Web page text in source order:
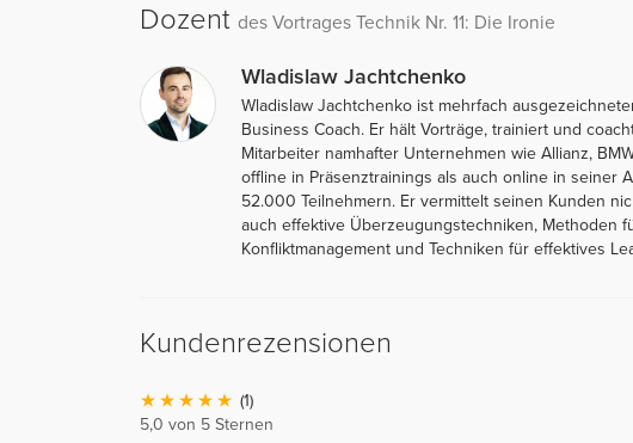
Dozent des Vortrages Technik Nr. 11: Die Ironie
Wladislaw Jachtchenko
Wladislaw Jachtchenko ist mehrfach
Business Coach. Er hält Vorträge, trainiert und
Mitarbeiter namhafter Unternehmen wie Allianz,
offline in Präsenztrainings als auch online in seiner
52.000 Teilnehmern. Er vermittelt seinen Kunden
auch effektive Überzeugungstechniken, Methoden
Konfliktmanagement und Techniken für effektives
Kundenrezensionen
(1)
5,0 von 5 Sternen